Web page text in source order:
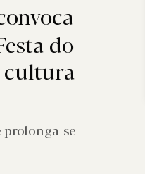
do
cultura
prolonga-se